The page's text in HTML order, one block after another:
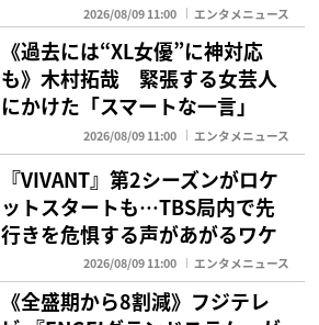
2026/08/09 11:00 エンタメニュース
《過去には“XL女優”に神対応
も》木村拓哉 緊張する女芸人
にかけた「スマートな一言」
2026/08/09 11:00 エンタメニュース
『VIVANT』第2シーズンがロケ
ットスタートも…TBS局内で先
行きを危惧する声があがるワケ
2026/08/09 11:00 エンタメニュース
《全盛期から8割減》フジテレ